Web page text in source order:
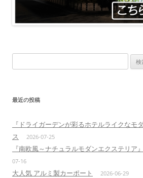
索:
最近の投稿
『ドライガーデンが彩るホテルライクなモ
ス
2026-07-25
『南欧風～ナチュラルモダンエクステリア
07-16
大人気 アルミ製カーポート 2026-06-29